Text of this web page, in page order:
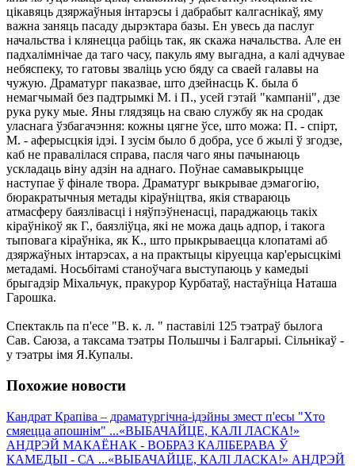
цікавяць дзяржаўныя інтарэсы і дабрабыт калгаснікаў, яму
важна заняць пасаду дырэктара базы. Ен увесь да паслуг
начальства і клянецца рабіць так, як скажа начальства. Але ен
падхалімнічае да таго часу, пакуль яму выгадна, а калі адчувае
небяспеку, то гатовы зваліць усю бяду са сваей галавы на
чужую. Драматург паказвае, што дзейнасць К. была б
немагчымай без падтрымкі М. і П., усей гэтай "кампаніі", дзе
рука руку мые. Яны глядзяць на сваю службу як на сродак
уласнага ўзбагачэння: кожны цягне ўсе, што можа: П. - спірт,
М. - аферысцкія ідэі. І зусім было б добра, усе б жылі ў згодзе,
каб не правалілася справа, пасля чаго яны пачынаюць
ускладаць віну адзін на аднаго. Поўнае самавыкрыцце
наступае ў фінале твора. Драматург выкрывае дэмагогію,
бюракратычныя метады кіраўніцтва, якія ствараюць
атмасферу баязлівасці і няўпэўненасці, параджаюць такіх
кіраўнікоў як Г., баязліўца, які не можа даць адпор, і такога
тыповага кіраўніка, як К., што прыкрываецца клопатамі аб
дзяржаўных інтарэсах, а на практыцы кіруецца кар'ерысцкімі
метадамі. Носьбітамі станоўчага выступаюць у камедыі
брыгадзір Міхальчук, пракурор Курбатаў, настаўніца Наташа
Гарошка.
Спектакль па п'есе "В. к. л. " паставілі 125 тэатраў былога
Сав. Саюза, а таксама тэатры Польшчы і Балгарыі. Сільнікаў -
у тэатры імя Я.Купалы.
Похожие новости
Кандрат Крапiва – драматургiчна-iдэйны змест п'есы "Хто
смяецца апошнiм" ...«ВЫБАЧАЙЦЕ, КАЛІ ЛАСКА!»
АНДРЭЙ МАКАЁНАК - ВОБРАЗ КАЛІБЕРАВА Ў
КАМЕДЫІ - СА ...«ВЫБАЧАЙЦЕ, КАЛІ ЛАСКА!» АНДРЭЙ